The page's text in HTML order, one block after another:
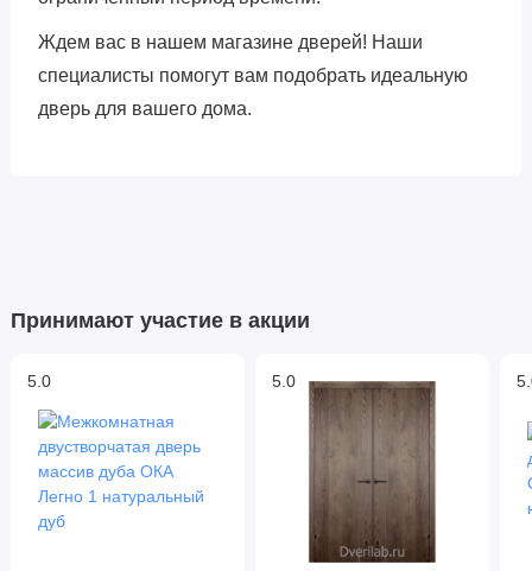
Ждем вас в нашем магазине дверей! Наши
специалисты помогут вам подобрать идеальную
дверь для вашего дома.
Принимают участие в акции
5.0 5.0